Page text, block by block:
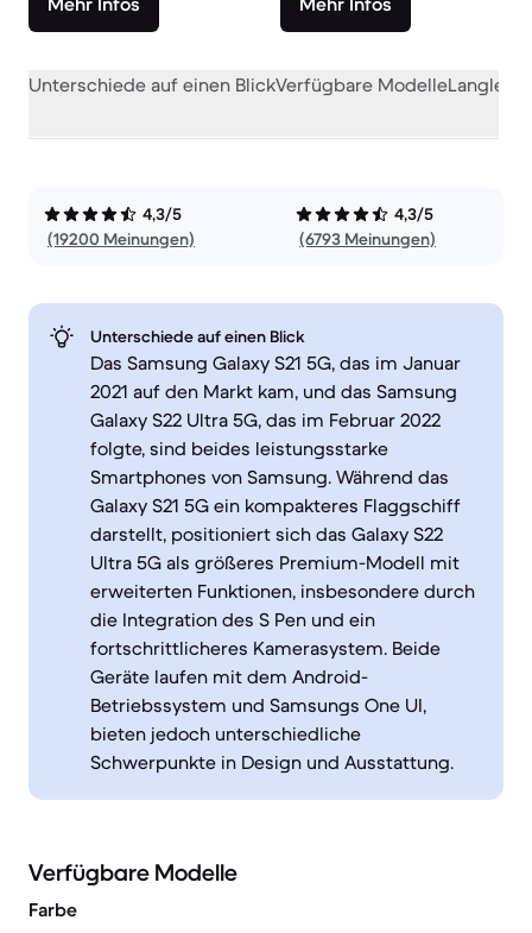
Unterschiede auf einen BlickVerfügbare Modelle
4,3/5
(19200 Meinungen)
4,3/5
(6793 Meinungen)
Unterschiede auf einen Blick
Das Samsung Galaxy S21 5G, das im Januar
2021 auf den Markt kam, und das Samsung
Galaxy S22 Ultra 5G, das im Februar 2022
folgte, sind beides leistungsstarke
Smartphones von Samsung. Während das
Galaxy S21 5G ein kompakteres Flaggschiff
darstellt, positioniert sich das Galaxy S22
Ultra 5G als größeres Premium-Modell mit
erweiterten Funktionen, insbesondere durch
die Integration des S Pen und ein
fortschrittlicheres Kamerasystem. Beide
Geräte laufen mit dem Android-
Betriebssystem und Samsungs One UI,
bieten jedoch unterschiedliche
Schwerpunkte in Design und Ausstattung.
Verfügbare Modelle
Farbe